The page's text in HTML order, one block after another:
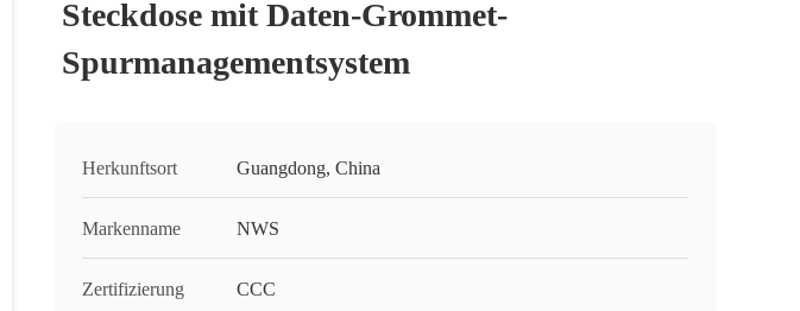
Steckdose mit Daten-Grommet-
Spurmanagementsystem
Herkunftsort Guangdong, China
Markenname NWS
Zertifizierung CCC